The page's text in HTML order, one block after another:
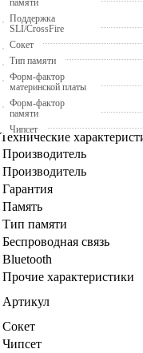
Поддержка
SLI/CrossFire
Сокет
Тип памяти
Форм-фактор
материнской платы
Форм-фактор
памяти
Чипсет
Технические
Производитель
Производитель
Гарантия
Память
Тип памяти
Беспроводная связь
Bluetooth
Прочие характеристики
Артикул
Сокет
Чипсет